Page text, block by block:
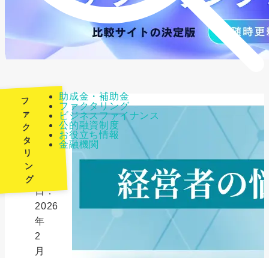
助成金・補助金
ファクタリング
ビジネスファイナンス
公的融資制度
お役立ち情報
金融機関
フ
ァ
ク
タ
リ
ン
グ
日：
2026
年
2
月